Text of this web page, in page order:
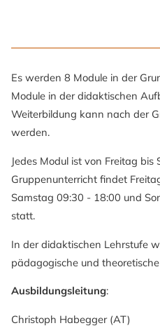
Es werden 8 Module in der
Module in der didaktischen
Weiterbildung kann nach der
werden.
Jedes Modul ist von Freitag
Gruppenunterricht findet
Samstag 09:30 - 18:00 und
statt.
In der didaktischen Lehrstufe
pädagogische und
Ausbildungsleitung:
Christoph Habegger (AT)